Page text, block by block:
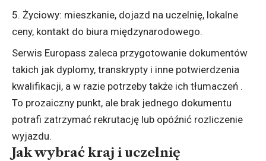
Życiowy: mieszkanie, dojazd na uczelnię, lokalne
ceny, kontakt do biura międzynarodowego.
Serwis Europass zaleca przygotowanie dokumentów
takich jak dyplomy, transkrypty i inne potwierdzenia
kwalifikacji, a w razie potrzeby także ich tłumaczeń .
To prozaiczny punkt, ale brak jednego dokumentu
potrafi zatrzymać rekrutację lub opóźnić rozliczenie
wyjazdu.
Jak wybrać kraj i uczelnię